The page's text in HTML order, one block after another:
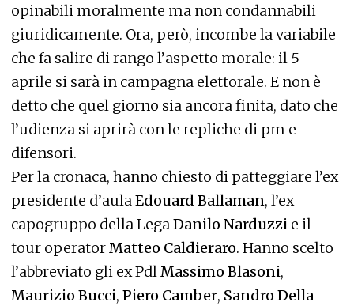
opinabili moralmente ma non condannabili
giuridicamente. Ora, però, incombe la variabile
che fa salire di rango l’aspetto morale: il 5
aprile si sarà in campagna elettorale. E non è
detto che quel giorno sia ancora finita, dato che
l’udienza si aprirà con le repliche di pm e
difensori.
Per la cronaca, hanno chiesto di patteggiare l’ex
presidente d’aulaEdouard Ballaman, l’ex
capogruppo della LegaDanilo Narduzzi e il
tour operatorMatteo Caldieraro. Hanno scelto
l’abbreviato gli ex PdlMassimo Blasoni,
Maurizio Bucci, Piero Camber, Sandro Della